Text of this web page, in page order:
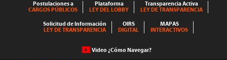
Postulaciones a
CARGOS PÚBLICOS
Plataforma
LEY DEL LOBBY
Transparencia Activa
LEY DE TRANSPARENCIA
Solicitud de Información
LEY DE TRANSPARENCIA
OIRS
DIGITAL
MAPAS
INTERACTIVOS
Video ¿Cómo Navegar?